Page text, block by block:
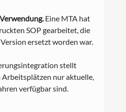
Eine MTA hat
SOP gearbeitet, die
ersetzt worden war.
stellt
Arbeitsplätzen nur aktuelle,
verfügbar sind.